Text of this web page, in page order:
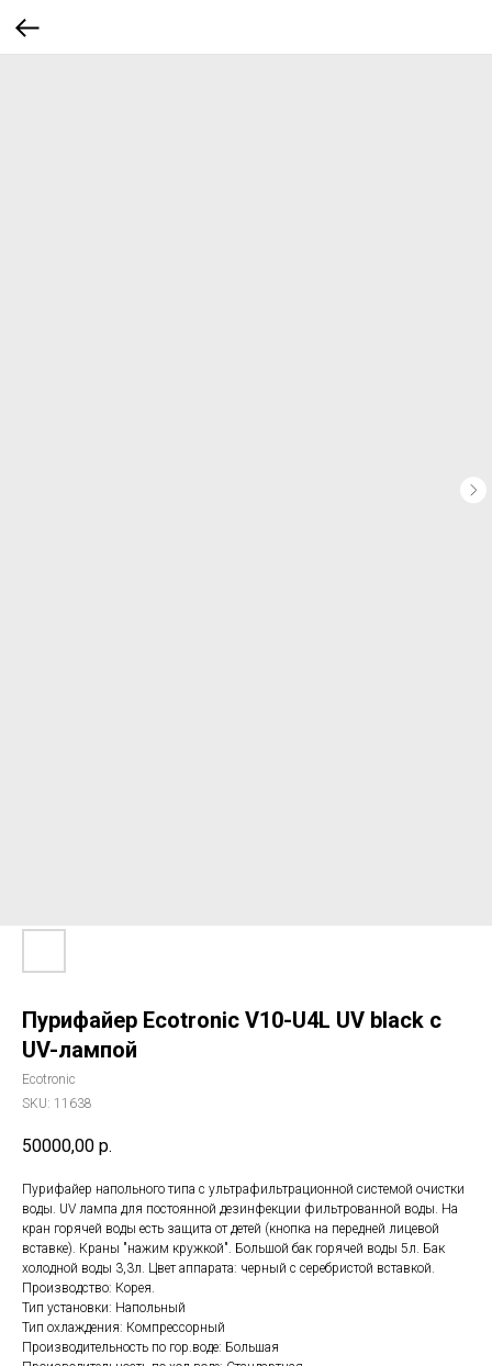
Пурифайер Ecotronic V10-U4L UV black с
UV-лампой
Ecotronic
SKU: 11638
50000,00 р.
Пурифайер напольного типа с ультрафильтрационной системой очистки
воды. UV лампа для постоянной дезинфекции фильтрованной воды. На
кран горячей воды есть защита от детей (кнопка на передней лицевой
вставке). Краны "нажим кружкой". Большой бак горячей воды 5л. Бак
холодной воды 3,3л. Цвет аппарата: черный с серебристой вставкой.
Производство: Корея.
Тип установки: Напольный
Тип охлаждения: Компрессорный
Производительность по гор.воде: Большая